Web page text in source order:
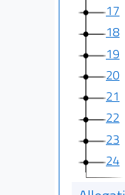
17
18
19
20
21
22
23
24